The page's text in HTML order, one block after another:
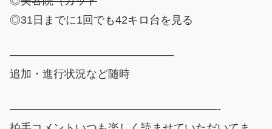
◎31日までに1回でも42キロ台を見る
———————————————
追加・進行状況など随時
———————————————————-